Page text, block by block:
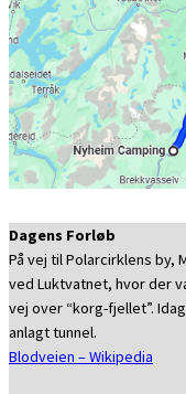
Dagens Forløb
På vej til Polarcirklens by,
ved Luktvatnet, hvor der
vej over “korg-fjellet”.
anlagt tunnel.
Blodveien – Wikipedia